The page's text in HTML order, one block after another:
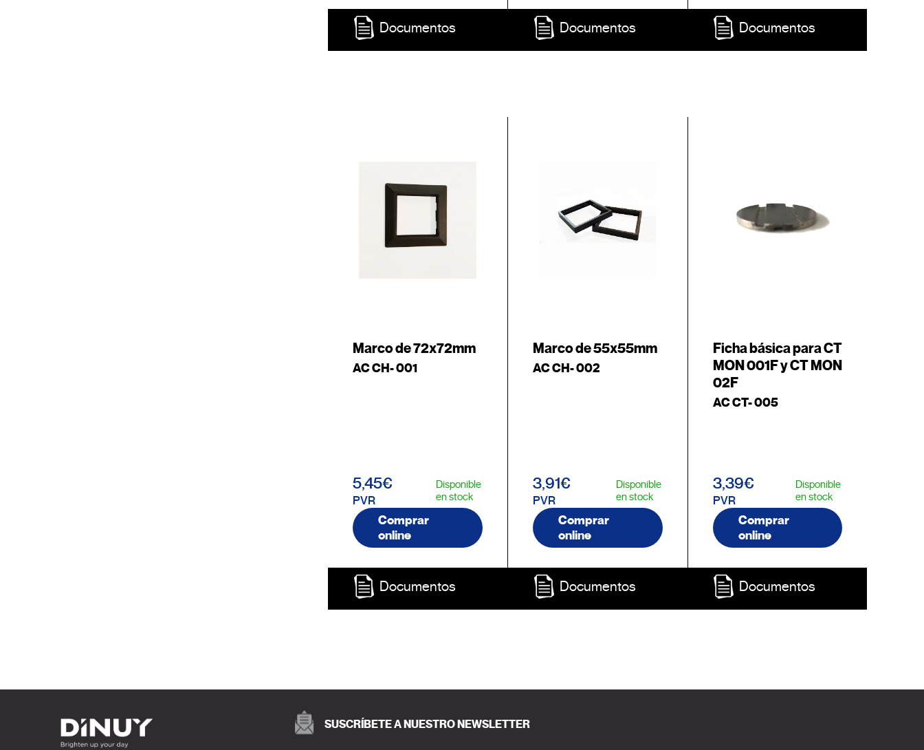
Documentos Documentos Documentos
Marco de 72x72mm
AC CH- 001
5,45€
PVR
Disponible
en stock
Comprar
online
Documentos
Marco de 55x55mm
AC CH- 002
3,91€
PVR
Disponible
en stock
Comprar
online
Documentos
Ficha básica para CT
MON 001F y CT MON
02F
AC CT- 005
3,39€
PVR
Disponible
en stock
Comprar
online
Documentos
SUSCRÍBETE A NUESTRO NEWSLETTER